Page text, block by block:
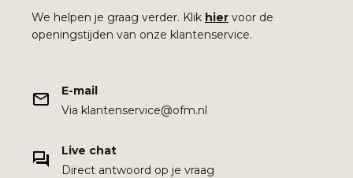
We helpen je graag verder. Klik hier voor de
openingstijden van onze klantenservice.
E-mail
Via klantenservice@ofm.nl
Live chat
Direct antwoord op je vraag